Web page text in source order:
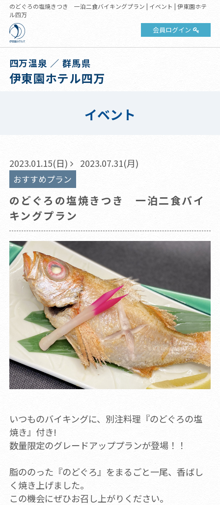
のどぐろの塩焼きつき 一泊二食バイキングプラン | イベント | 伊東園ホテ
ル四万
会員ログイン
四万温泉 ／ 群馬県
伊東園ホテル四万
イベント
2023.01.15(日) 2023.07.31(月)
おすすめプラン
のどぐろの塩焼きつき 一泊二食バイ
キングプラン
いつものバイキングに、別注料理『のどぐろの塩
焼き』付き!
数量限定のグレードアッププランが登場！！
脂ののった『のどぐろ』をまるごと一尾、香ばし
く焼き上げました。
この機会にぜひお召し上がりください。